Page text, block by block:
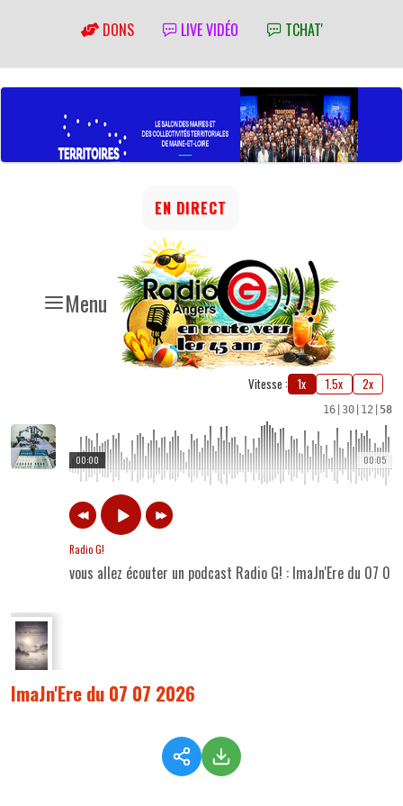
DONS LIVE VIDÉO TCHAT'
Menu
EN DIRECT
Vitesse : 1x 1.5x 2x
16 30 12 58
00:05
00:00
Radio G!
vous allez écouter un podcast Radio G! : ImaJn'Ere du 07
ImaJn'Ere du 07 07 2026